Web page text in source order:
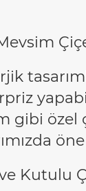
gibi özel
öne
Kutulu